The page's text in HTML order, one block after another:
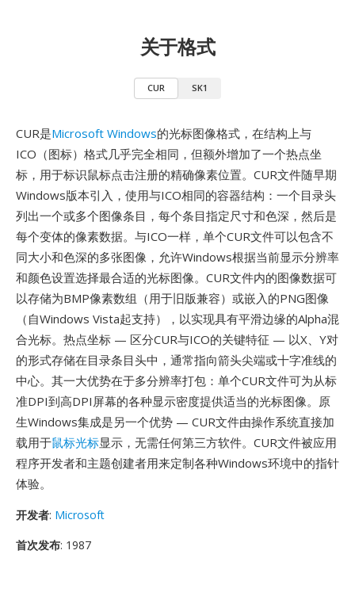
关于格式
CUR SK1
CUR是Microsoft Windows的光标图像格式，在结构上与
ICO（图标）格式几乎完全相同，但额外增加了一个热点坐
标，用于标识鼠标点击注册的精确像素位置。CUR文件随早期
Windows版本引入，使用与ICO相同的容器结构：一个目录头
列出一个或多个图像条目，每个条目指定尺寸和色深，然后是
每个变体的像素数据。与ICO一样，单个CUR文件可以包含不
同大小和色深的多张图像，允许Windows根据当前显示分辨率
和颜色设置选择最合适的光标图像。CUR文件内的图像数据可
以存储为BMP像素数组（用于旧版兼容）或嵌入的PNG图像
（自Windows Vista起支持），以实现具有平滑边缘的Alpha混
合光标。热点坐标 — 区分CUR与ICO的关键特征 — 以X、Y对
的形式存储在目录条目头中，通常指向箭头尖端或十字准线的
中心。其一大优势在于多分辨率打包：单个CUR文件可为从标
准DPI到高DPI屏幕的各种显示密度提供适当的光标图像。原
生Windows集成是另一个优势 — CUR文件由操作系统直接加
载用于鼠标光标显示，无需任何第三方软件。CUR文件被应用
程序开发者和主题创建者用来定制各种Windows环境中的指针
体验。
开发者: Microsoft
首次发布: 1987